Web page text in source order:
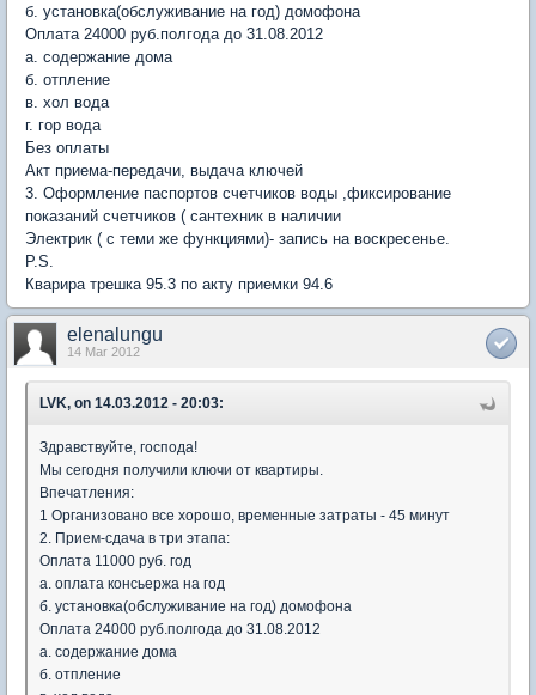
б. установка(обслуживание на год) домофона
Оплата 24000 руб.полгода до 31.08.2012
а. содержание дома
б. отпление
в. хол вода
г. гор вода
Без оплаты
Акт приема-передачи, выдача ключей
3. Оформление паспортов счетчиков воды ,фиксирование
показаний счетчиков ( сантехник в наличии
Электрик ( с теми же функциями)- запись на воскресенье.
P.S.
Кварира трешка 95.3 по акту приемки 94.6
elenalungu
14 Mar 2012
LVK, on 14.03.2012 - 20:03:
Здравствуйте, господа!
Мы сегодня получили ключи от квартиры.
Впечатления:
1 Организовано все хорошо, временные затраты - 45 минут
2. Прием-сдача в три этапа:
Оплата 11000 руб. год
a. оплата консьержа на год
б. установка(обслуживание на год) домофона
Оплата 24000 руб.полгода до 31.08.2012
а. содержание дома
б. отпление